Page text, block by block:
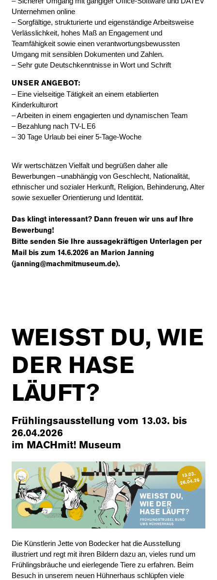
Unternehmen online
– Sorgfältige, strukturierte und eigenständige Arbeitsweise
Verlässlichkeit, hohes Maß an Engagement und
Teamfähigkeit sowie einen verantwortungsbewussten
Umgang mit sensiblen Dokumenten und Zahlen.
– Sehr gute Deutschkenntnisse in Wort und Schrift
UNSER ANGEBOT:
– Eine vielseitige Tätigkeit an einem etablierten
Kinderkulturort
– Arbeiten in einem engagierten und dynamischen Team
– Bezahlung nach TV-L E6
– 30 Tage Urlaub bei einer 5-Tage-Woche
Wir wertschätzen Vielfalt und begrüßen daher alle
Bewerbungen –unabhängig von Geschlecht, Nationalität,
ethnischer und sozialer Herkunft, Religion, Behinderung, Alter
sowie sexueller Orientierung und Identität.
Das klingt interessant? Dann freuen wir uns auf Ihre
Bewerbung!
Bitte senden Sie Ihre aussagekräftigen Unterlagen per
Mail bis zum 14.6.2026 an Marion Janning
(janning@machmitmuseum.de).
WEISST DU, WIE
DER HASE
LÄUFT?
Frühlingsausstellung vom 13.03. bis
26.04.2026
im MACHmit! Museum
Die Künstlerin Jette von Bodecker hat die Ausstellung
illustriert und regt mit ihren Bildern dazu an, vieles rund um
Frühlingsbräuche und eierlegende Tiere zu erfahren. Beim
Besuch in unserem neuen Hühnerhaus schlüpfen viele